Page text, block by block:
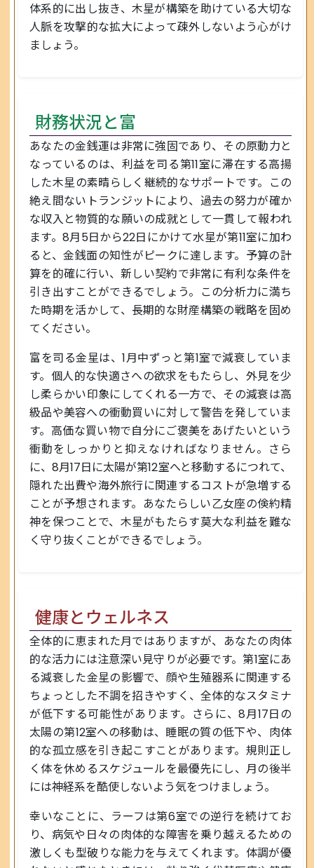
体系的に出し抜き、木星が構築を助けている大切な
人脈を攻撃的な拡大によって疎外しないよう心がけ
ましょう。
財務状況と富
あなたの金銭運は非常に強固であり、その原動力と
なっているのは、利益を司る第11室に滞在する高揚
した木星の素晴らしく継続的なサポートです。この
絶え間ないトランジットにより、過去の努力が確か
な収入と物質的な願いの成就として一貫して報われ
ます。8月5日から22日にかけて水星が第11室に加わ
ると、金銭面の知性がピークに達します。予算の計
算を的確に行い、新しい契約で非常に有利な条件を
引き出すことができるでしょう。この分析力に満ち
た時期を活かして、長期的な財産構築の戦略を固め
てください。
富を司る金星は、1月中ずっと第1室で減衰していま
す。個人的な快適さへの欲求をもたらし、外見を少
し柔らかい印象にしてくれる一方で、その減衰は高
級品や美容への衝動買いに対して警告を発していま
す。高価な買い物で自分にご褒美をあげたいという
衝動をしっかりと抑えなければなりません。さら
に、8月17日に太陽が第12室へと移動するにつれて、
隠れた出費や海外旅行に関連するコストが急増する
ことが予想されます。あなたらしい乙女座の倹約精
神を保つことで、木星がもたらす莫大な利益を難な
く守り抜くことができるでしょう。
健康とウェルネス
全体的に恵まれた月ではありますが、あなたの肉体
的な活力には注意深い見守りが必要です。第1室にあ
る減衰した金星の影響で、顔や生殖器系に関連する
ちょっとした不調を招きやすく、全体的なスタミナ
が低下する可能性があります。さらに、8月17日の
太陽の第12室への移動は、睡眠の質の低下や、肉体
的な孤立感を引き起こすことがあります。規則正し
く体を休めるスケジュールを最優先にし、月の後半
には神経系を酷使しないよう気をつけましょう。
幸いなことに、ラーフは第6室での逆行を続けてお
り、病気や日々の肉体的な障害を乗り越えるための
激しくも型破りな能力を与えてくれます。体調が優